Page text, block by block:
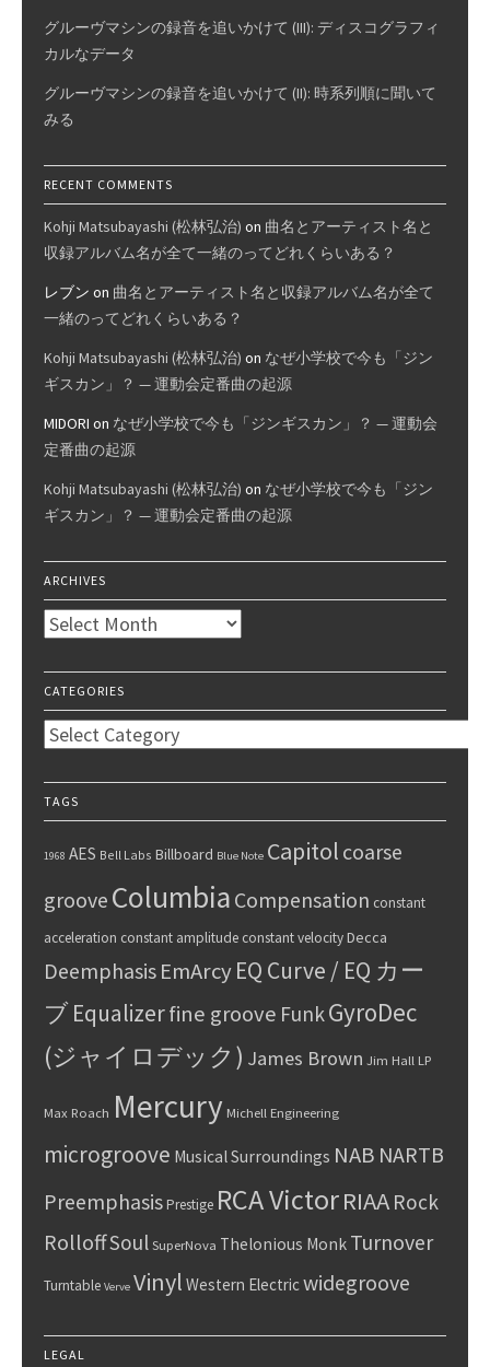
グルーヴマシンの録音を追いかけて (III): ディスコグラフィ
カルなデータ
グルーヴマシンの録音を追いかけて (II): 時系列順に聞いて
みる
RECENT COMMENTS
Kohji Matsubayashi (松林弘治) on 曲名とアーティスト名と
収録アルバム名が全て一緒のってどれくらいある？
レブン on 曲名とアーティスト名と収録アルバム名が全て
一緒のってどれくらいある？
Kohji Matsubayashi (松林弘治) on なぜ小学校で今も「ジン
ギスカン」？ — 運動会定番曲の起源
MIDORI on なぜ小学校で今も「ジンギスカン」？ — 運動会
定番曲の起源
Kohji Matsubayashi (松林弘治) on なぜ小学校で今も「ジン
ギスカン」？ — 運動会定番曲の起源
ARCHIVES
Archives
CATEGORIES
Categories
TAGS
1968 AES Bell Labs Billboard Blue Note Capitol coarse
groove Columbia Compensation constant
acceleration constant amplitude constant velocityDecca
Deemphasis EmArcyEQ Curve / EQ カー
ブEqualizerfine groove FunkGyroDec
(ジャイロデック) James Brown Jim Hall LP
Max Roach Mercury Michell Engineering
microgroove Musical Surroundings NAB NARTB
PreemphasisPrestige RCA VictorRIAA Rock
RolloffSoul SuperNova Thelonious Monk Turnover
Turntable Verve Vinyl Western Electricwidegroove
LEGAL